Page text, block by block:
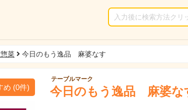
菜 今日のもう逸品 麻婆なす
め (0件)
テーブルマーク
今日のもう逸品 麻婆な